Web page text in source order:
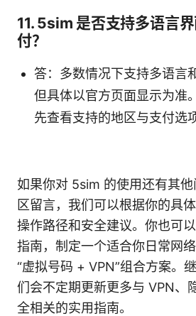
11. 5sim 是否支持多语言
付？
答：多数情况下支持多语言
但具体以官方页面显示为准
先查看支持的地区与支付选项
如果你对 5sim 的使用还有其
区留言，我们可以根据你的具
操作路径和安全建议。你也可
指南，制定一个适合你日常网
“虚拟号码 + VPN”组合方案。
们会不定期更新更多与 VPN、
全相关的实用指南。